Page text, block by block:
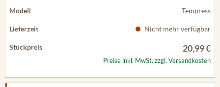
Tempress
Nicht mehr verfügbar
20,99 €
Preise inkl. MwSt. zzgl. Versandkosten